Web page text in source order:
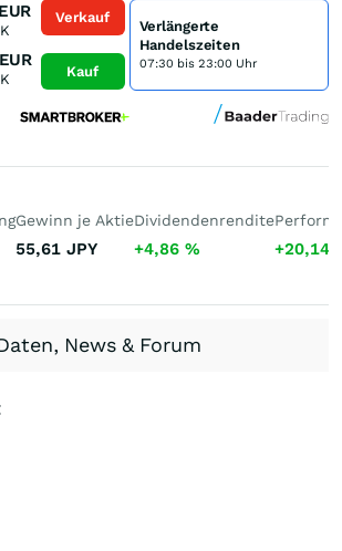
EUR
EUR
Verkauf
Kauf
Verlängerte
Handelszeiten
07:30 bis 23:00 Uhr
Gewinn je Aktie
55,61 JPY
Dividendenrendite
+4,86 % +20,14
News & Forum